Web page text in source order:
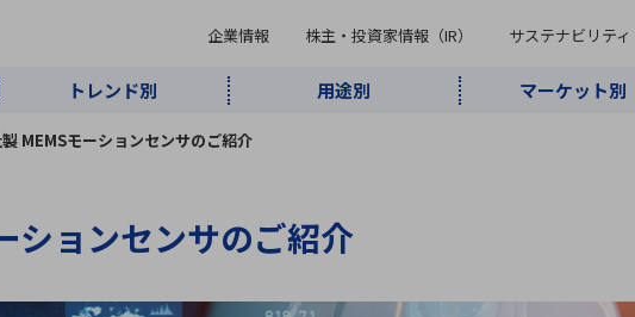
企業情報 株主・投資家情報（IR） サステナビリティ
ABOUT MARUBUN
IR
SUSTAINABILITY
キーワード・商品
、AIロボット ここ
トレンド別 用途別 マーケット別
インダストリ
通信・ネット
自動車 産業 情
半導体・電子部品 ソフトウェア 計測・
か行
MEMSモーションセンサのご紹介
ョンセンサのご紹介